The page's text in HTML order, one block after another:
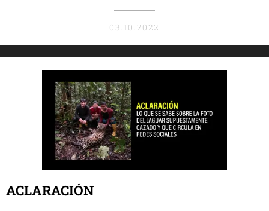
03.10.2022
ACLARACIÓN